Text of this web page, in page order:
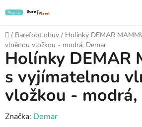
na
obsah
Domů
/ Barefoot obuv / Holínky DEMAR
vlněnou vložkou - modrá, Demar
Holínky DEMAR
s vyjímatelnou
vložkou - modrá,
Značka: Demar